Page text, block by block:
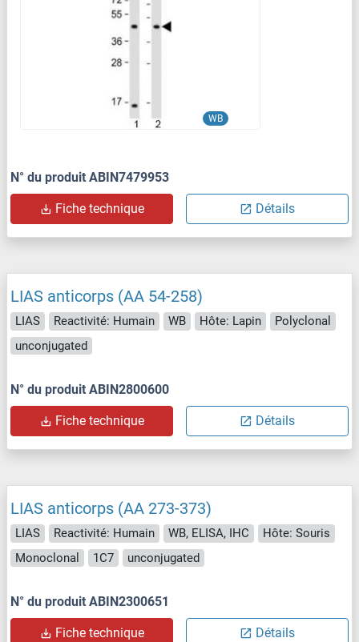
WB
N° du produit ABIN7479953
Fiche technique Détails
LIAS anticorps (AA 54-258)
LIAS Reactivité: Humain WB Hôte: Lapin
Polyclonal
unconjugated
N° du produit ABIN2800600
Fiche technique Détails
LIAS anticorps (AA 273-373)
LIAS Reactivité: Humain WB, ELISA, IHC
Hôte: Souris
Monoclonal
1C7 unconjugated
N° du produit ABIN2300651
Fiche technique Détails